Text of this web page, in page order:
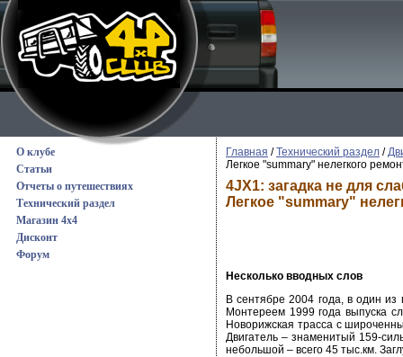
О клубе
Статьи
Отчеты о путешествиях
Технический раздел
Магазин 4x4
Дисконт
Форум
Главная /Технический раздел /
Легкое "summary" нелегкого
4JX1: загадка не для
Легкое "summary"
Несколько вводных слов
В сентябре 2004 года, в один
Монтереем 1999 года выпуска
Новорижская трасса с
Двигатель – знаменитый 159-
небольшой – всего 45 тыс.км.